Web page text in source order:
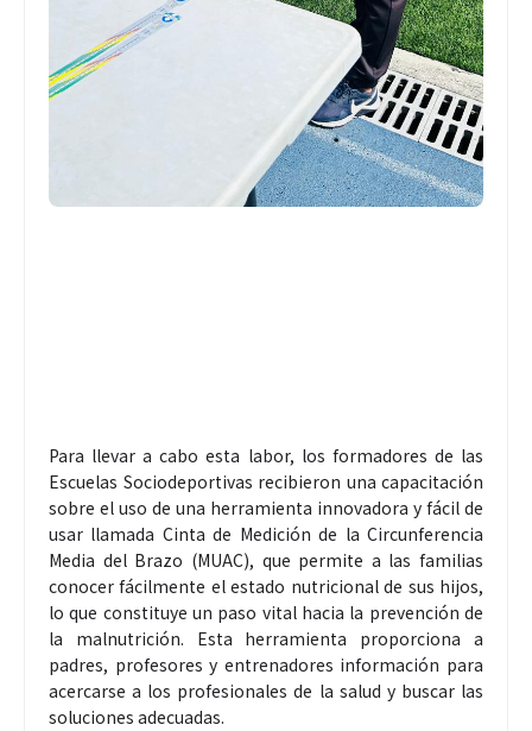
Para llevar a cabo esta labor, los formadores de las
Escuelas Sociodeportivas recibieron una capacitación
sobre el uso de una herramienta innovadora y fácil de
usar llamada Cinta de Medición de la Circunferencia
Media del Brazo (MUAC), que permite a las familias
conocer fácilmente el estado nutricional de sus hijos,
lo que constituye un paso vital hacia la prevención de
la malnutrición. Esta herramienta proporciona a
padres, profesores y entrenadores información para
acercarse a los profesionales de la salud y buscar las
soluciones adecuadas.